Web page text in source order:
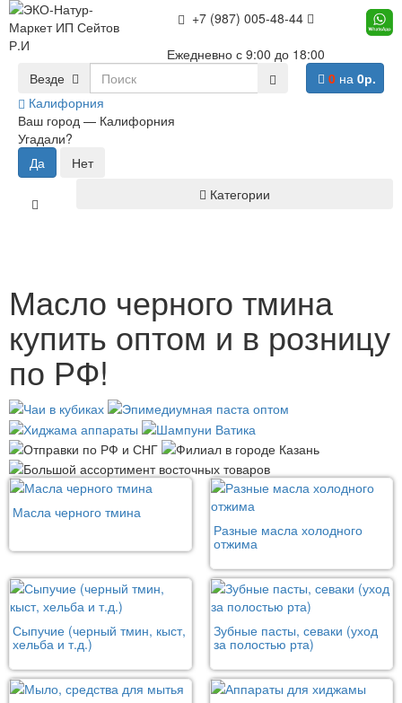
+7 (987) 005-48-44
Ежедневно с 9:00 до 18:00
Везде
Калифорния
Ваш город — Калифорния
Угадали?
0 на 0р.
Категории
Масло черного тмина
купить оптом и в розницу
по РФ!
Масла черного тмина
Разные масла холодного
отжима
Сыпучие (черный тмин, кыст,
хельба и т.д.)
Зубные пасты, севаки (уход
за полостью рта)